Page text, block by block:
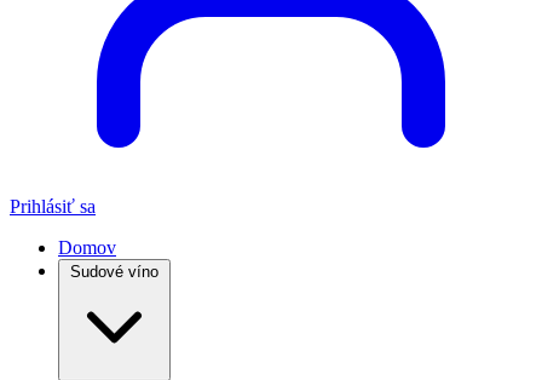
Prihlásiť sa
Domov
Sudové víno